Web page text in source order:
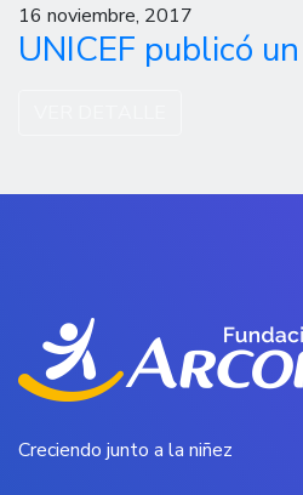
16 noviembre, 2017
UNICEF publicó
Creciendo junto a la niñez